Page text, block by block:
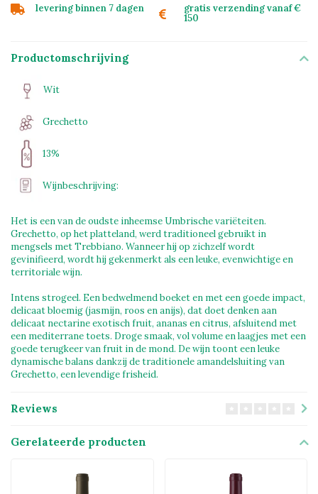
levering binnen 7 dagen
gratis verzending vanaf €
150
Productomschrijving
Wit
Grechetto
13%
Wijnbeschrijving:
Het is een van de oudste inheemse Umbrische variëteiten.
Grechetto, op het platteland, werd traditioneel gebruikt in
mengsels met Trebbiano. Wanneer hij op zichzelf wordt
gevinifieerd, wordt hij gekenmerkt als een leuke, evenwichtige en
territoriale wijn.
Intens strogeel. Een bedwelmend boeket en met een goede impact,
delicaat bloemig (jasmijn, roos en anijs), dat doet denken aan
delicaat nectarine exotisch fruit, ananas en citrus, afsluitend met
een mediterrane toets. Droge smaak, vol volume en laagjes met een
goede terugkeer van fruit in de mond. De wijn toont een leuke
dynamische balans dankzij de traditionele amandelsluiting van
Grechetto, een levendige frisheid.
Reviews
Gerelateerde producten